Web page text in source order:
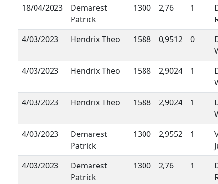
18/04/2023
Demarest
Patrick
1300 2,76 1
4/03/2023
Hendrix Theo 1588 0,9512 0
4/03/2023
Hendrix Theo 1588 2,9024 1
4/03/2023
Hendrix Theo 1588 2,9024 1
4/03/2023
Demarest
Patrick
1300 2,9552 1
4/03/2023
Demarest
Patrick
1300 2,76 1